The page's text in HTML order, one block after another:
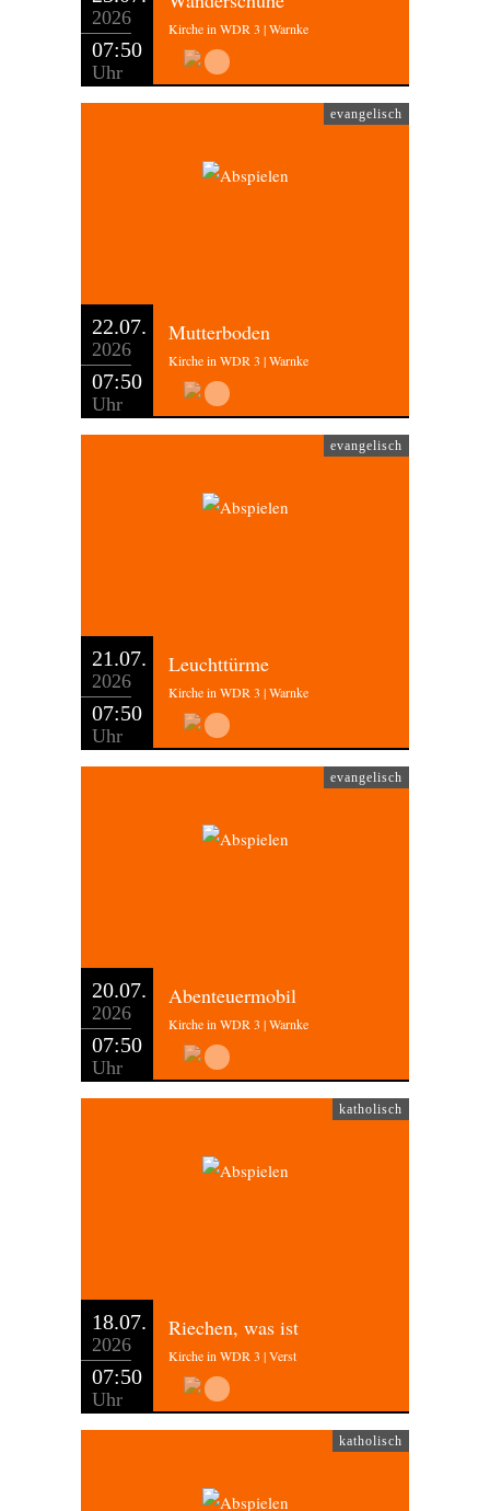
2026
07:50
Uhr
Kirche in WDR 3 | Warnke
evangelisch
22.07.
2026
07:50
Uhr
Mutterboden
Kirche in WDR 3 | Warnke
evangelisch
21.07.
2026
07:50
Uhr
Leuchttürme
Kirche in WDR 3 | Warnke
evangelisch
20.07.
2026
07:50
Uhr
Abenteuermobil
Kirche in WDR 3 | Warnke
katholisch
18.07.
2026
07:50
Uhr
Riechen, was ist
Kirche in WDR 3 | Verst
katholisch